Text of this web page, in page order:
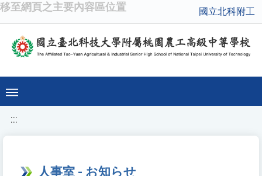
移至網頁之主要內容區位置 國立北科附工
:::
人事室 - お知らせ